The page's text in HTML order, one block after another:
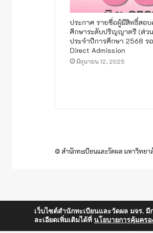
ประกาศ รายชื่อผู้มีสิทธิ์สอบ
ศึกษาระดับปริญญาตรี (ส่ว
ประจำปีการศึกษา 2568 ร
Direct Admission
มิถุนายน 12, 2025
© สำนักทะเบียนและวัดผล มหาวิทยา
เว็บไซต์สำนักทะเบียนและวัดผล มจร.
ละเอียดเพิ่มเติมได้ที่ นโยบายการคุ้มคร